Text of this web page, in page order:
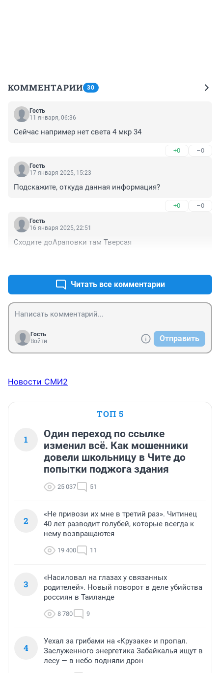
КОММЕНТАРИИ 30
Гость
11 января, 06:36
Сейчас например нет света 4 мкр 34
+0 –0
Гость
17 января 2025, 15:23
Подскажите, откуда данная информация?
+0 –0
Гость
16 января 2025, 22:51
Сходите доАраповки там Тверсая
Читать все комментарии
Гость
Войти
Отправить
Новости СМИ2
ТОП 5
1
Один переход по ссылке
изменил всё. Как мошенники
довели школьницу в Чите до
попытки поджога здания
25 037 51
2
«Не привози их мне в третий раз». Читинец
40 лет разводит голубей, которые всегда к
нему возвращаются
19 400 11
3
«Насиловал на глазах у связанных
родителей». Новый поворот в деле убийства
россиян в Таиланде
8 780 9
4
Уехал за грибами на «Крузаке» и пропал.
Заслуженного энергетика Забайкалья ищут в
лесу — в небо подняли дрон